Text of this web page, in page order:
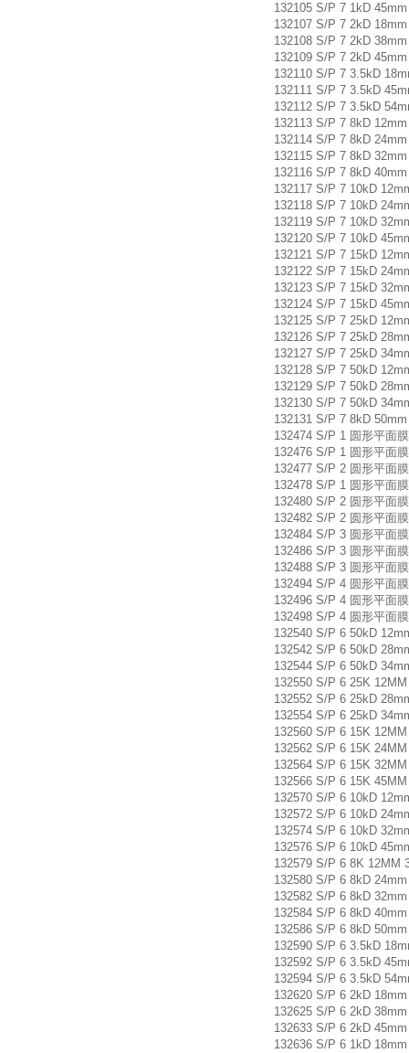
132105 S/P 7 1kD
132107 S/P 7 2kD
132108 S/P 7 2kD
132109 S/P 7 2kD
132110 S/P 7 3.5kD
132111 S/P 7 3.5kD
132112 S/P 7 3.5kD
132113 S/P 7 8kD
132114 S/P 7 8kD
132115 S/P 7 8kD
132116 S/P 7 8kD
132117 S/P 7 10kD
132118 S/P 7 10kD
132119 S/P 7 10kD
132120 S/P 7 10kD
132121 S/P 7 15kD
132122 S/P 7 15kD
132123 S/P 7 15kD
132124 S/P 7 15kD
132125 S/P 7 25kD
132126 S/P 7 25kD
132127 S/P 7 25kD
132128 S/P 7 50kD
132129 S/P 7 50kD
132130 S/P 7 50kD
132131 S/P 7 8kD
132474 S/P 1 圆形平面
132476 S/P 1 圆形平面
132477 S/P 2 圆形平面
132478 S/P 1 圆形平面
132480 S/P 2 圆形平面
132482 S/P 2 圆形平面
132484 S/P 3 圆形平面
132486 S/P 3 圆形平面
132488 S/P 3 圆形平面
132494 S/P 4 圆形平面
132496 S/P 4 圆形平面
132498 S/P 4 圆形平面
132540 S/P 6 50kD
132542 S/P 6 50kD
132544 S/P 6 50kD
132550 S/P 6 25K
132552 S/P 6 25kD
132554 S/P 6 25kD
132560 S/P 6 15K
132562 S/P 6 15K
132564 S/P 6 15K
132566 S/P 6 15K
132570 S/P 6 10kD
132572 S/P 6 10kD
132574 S/P 6 10kD
132576 S/P 6 10kD
132579 S/P 6 8K 12MM
132580 S/P 6 8kD
132582 S/P 6 8kD
132584 S/P 6 8kD
132586 S/P 6 8kD
132590 S/P 6 3.5kD
132592 S/P 6 3.5kD
132594 S/P 6 3.5kD
132620 S/P 6 2kD
132625 S/P 6 2kD
132633 S/P 6 2kD
132636 S/P 6 1kD